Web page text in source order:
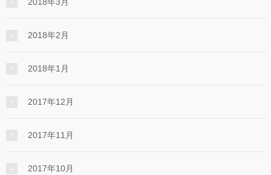
2018年2月
2018年1月
2017年12月
2017年11月
2017年10月